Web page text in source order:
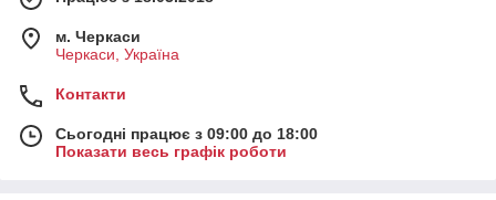
м. Черкаси
Черкаси, Україна
Контакти
Сьогодні працює з 09:00 до 18:00
Показати весь графік роботи